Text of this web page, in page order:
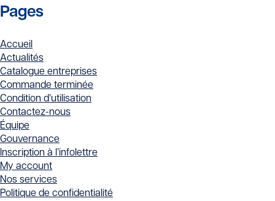
page
du
produit
Pages
Accueil
Actualités
Catalogue entreprises
Commande terminée
Condition d’utilisation
Contactez-nous
Équipe
Gouvernance
Inscription à l’infolettre
My account
Nos services
Politique de confidentialité